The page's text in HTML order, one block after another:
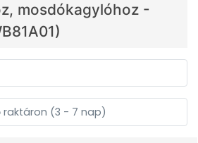
mosdókagylóhoz -
raktáron (3 - 7 nap)